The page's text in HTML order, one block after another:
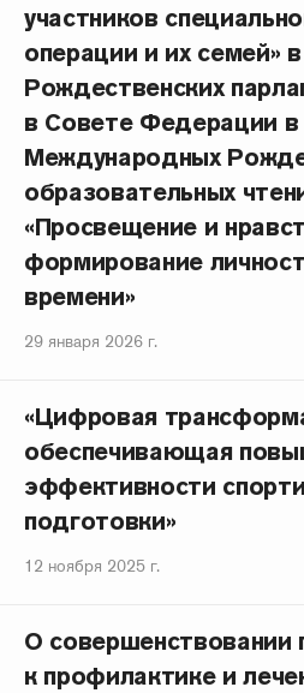
участников
операции и их семей»
Рождественских
в Совете Федерации в
Международных
образовательных
«Просвещение и
формирование
времени»
29 января 2026 г.
«Цифровая
обеспечивающая
эффективности
подготовки»
12 ноября 2025 г.
О совершенствовании
к профилактике и